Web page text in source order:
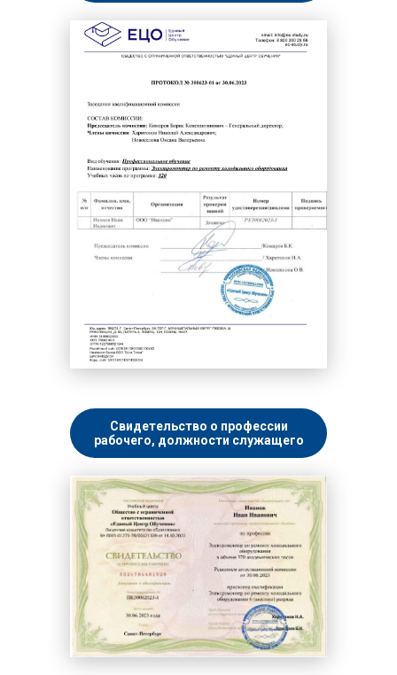
Свидетельство о профессии
рабочего, должности служащего